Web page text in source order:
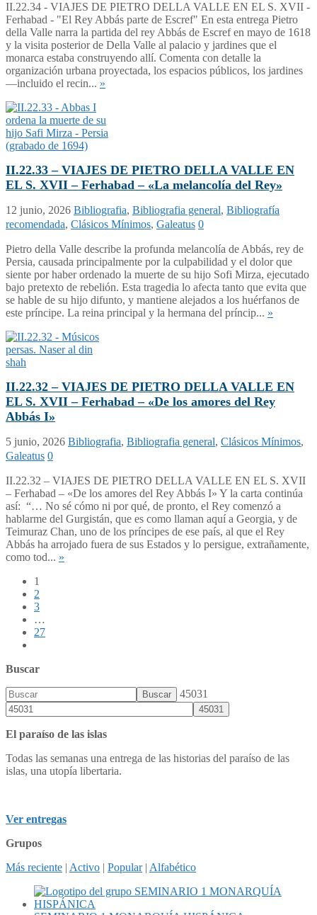
II.22.34 - VIAJES DE PIETRO DELLA VALLE EN EL S. XVII -
Ferhabad - "El Rey Abbás parte de Escref" En esta entrega Pietro
della Valle narra la partida del rey Abbás de Escref en mayo de 1618
y la visita posterior de Della Valle al palacio y jardines que el
monarca estaba construyendo allí. Comenta con detalle la
organización urbana proyectada, los espacios públicos, los jardines
—incluido el recin... »
II.22.33 – VIAJES DE PIETRO DELLA VALLE EN
EL S. XVII – Ferhabad – «La melancolía del Rey»
12 junio, 2026 Bibliografia, Bibliografia general, Bibliografía
recomendada, Clásicos Mínimos, Galeatus 0
Pietro della Valle describe la profunda melancolía de Abbás, rey de
Persia, causada principalmente por la culpabilidad y el dolor que
siente por haber ordenado la muerte de su hijo Sofi Mirza, ejecutado
bajo pretexto de rebelión. Esta tragedia lo afecta tanto que evita que
se hable de su hijo difunto, y mantiene alejados a los huérfanos de
este príncipe. La reina principal y la hermana del príncip... »
II.22.32 – VIAJES DE PIETRO DELLA VALLE EN
EL S. XVII – Ferhabad – «De los amores del Rey
Abbás I»
5 junio, 2026 Bibliografia, Bibliografia general, Clásicos Mínimos,
Galeatus 0
II.22.32 – VIAJES DE PIETRO DELLA VALLE EN EL S. XVII
– Ferhabad – «De los amores del Rey Abbás I» Y la carta continúa
así: “… No sé cómo ni por qué, de pronto, el Rey comenzó a
hablarme del Gurgistán, que es como llaman aquí a Georgia, y de
Teimuraz Chan, uno de los príncipes de ese país, al que el Rey
Abbás ha arrojado fuera de sus Estados y lo persigue, extrañamente,
como tod... »
1
2
3
…
27
Buscar
45031
El paraíso de las islas
Todas las semanas una entrega de las historias del paraíso de las
islas, una utopía libertaria.
Ver entregas
Grupos
Más reciente | Activo | Popular | Alfabético